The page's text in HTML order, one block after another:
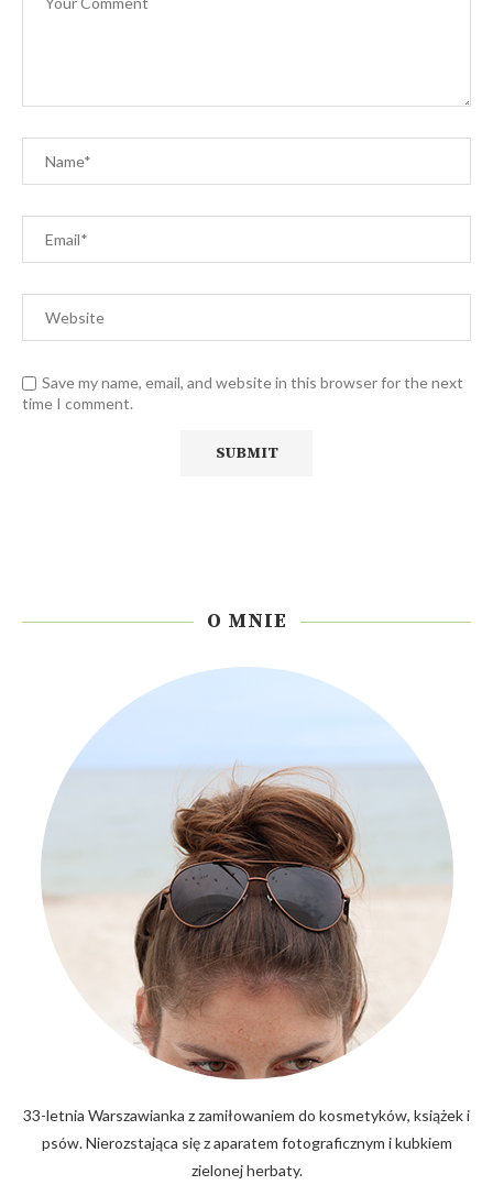
Save my name, email, and website in this browser for the next
time I comment.
O MNIE
33-letnia Warszawianka z zamiłowaniem do kosmetyków, książek i
psów. Nierozstająca się z aparatem fotograficznym i kubkiem
zielonej herbaty.